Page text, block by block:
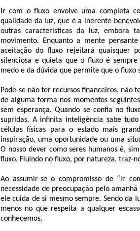
Ir com o fluxo envolve uma completa
qualidade da luz, que é a inerente
outras características da luz, embora
movimento. Enquanto a mente
aceitação do fluxo rejeitará quaisquer
silenciosa e quieta que o fluxo é
medo e da dúvida que permite que o fluxo
Pode-se não ter recursos financeiros, não
de alguma forma nos momentos
sem esperança. Quando se confia no
supridas. A infinita inteligência sabe
células físicas para o estado mais
inspiração, uma oportunidade ou uma
O nosso dever como seres humanos é,
fluxo. Fluindo no fluxo, por natureza, traz-
Ao assumir-se o compromisso de “ir
necessidade de preocupação pelo
ele cuida de si mesmo sempre. Sendo da
menos no que respeita a qualquer
conhecemos.